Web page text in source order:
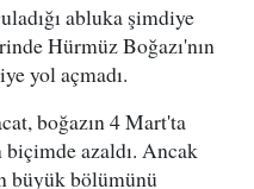
abluka şimdiye
Hürmüz Boğazı'nın
yol açmadı.
boğazın 4 Mart'ta
biçimde azaldı. Ancak
büyük bölümünü